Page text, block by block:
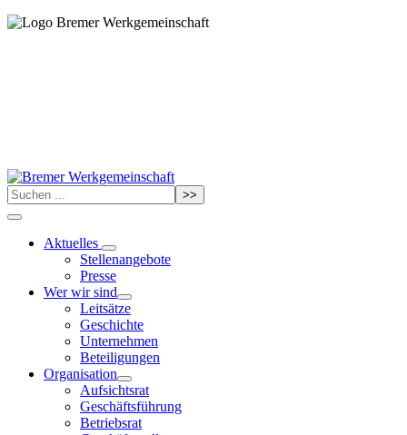
>>
Aktuelles
Stellenangebote
Presse
Wer wir sind
Leitsätze
Geschichte
Unternehmen
Beteiligungen
Organisation
Aufsichtsrat
Geschäftsführung
Betriebsrat